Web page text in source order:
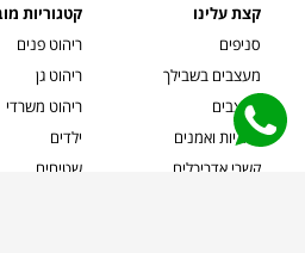
קצת עלינו
סניפים
מעצבים בשבילך
מעצבים
אמניות ואמנים
קשרי אדריכלים
קטגוריות
ריהוט פנים
ריהוט גן
ריהוט משרדי
ילדים
שטיחים